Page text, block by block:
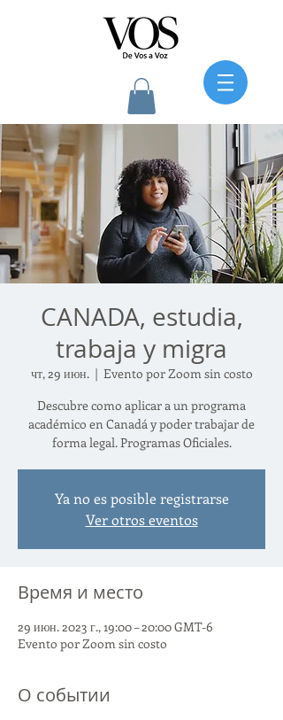
CANADA, estudia,
trabaja y migra
чт, 29 июн.
  |
Evento por Zoom sin costo
Descubre como aplicar a un programa
académico en Canadá y poder trabajar de
forma legal. Programas Oficiales.
Ya no es posible registrarse
Ver otros eventos
Время и место
29 июн. 2023 г., 19:00 – 20:00 GMT-6
Evento por Zoom sin costo
О событии